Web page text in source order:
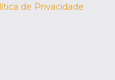
de Privacidade